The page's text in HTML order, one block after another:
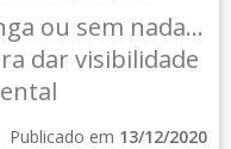
ou sem nada...
dar visibilidade
Publicado em 13/12/2020